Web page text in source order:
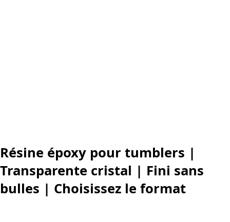
Résine époxy pour tumblers |
Transparente cristal | Fini sans
bulles | Choisissez le format